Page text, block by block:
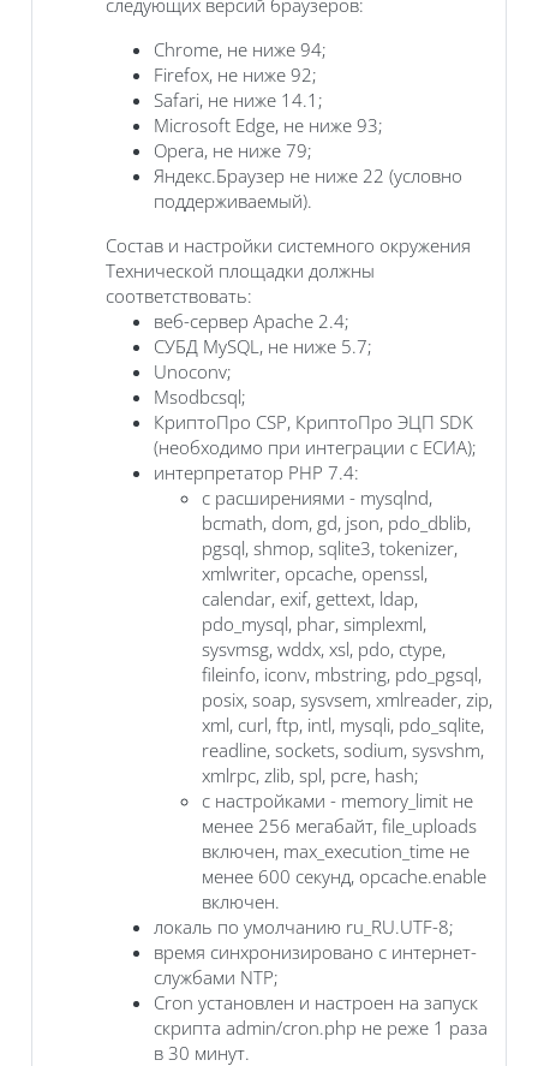
Chrome, не ниже 94;
Firefox, не ниже 92;
Safari, не ниже 14.1;
Microsoft Edge, не ниже 93;
Opera, не ниже 79;
Яндекс.Браузер не ниже 22 (условно
поддерживаемый).
Состав и настройки системного окружения
Технической площадки должны
соответствовать:
веб-сервер Apache 2.4;
СУБД MySQL, не ниже 5.7;
Unoconv;
Msodbcsql;
КриптоПро CSP, КриптоПро ЭЦП SDK
(необходимо при интеграции с ЕСИА);
интерпретатор PHP 7.4:
с расширениями - mysqlnd,
bcmath, dom, gd, json, pdo_dblib,
pgsql, shmop, sqlite3, tokenizer,
xmlwriter, opcache, openssl,
calendar, exif, gettext, ldap,
pdo_mysql, phar, simplexml,
sysvmsg, wddx, xsl, pdo, ctype,
fileinfo, iconv, mbstring, pdo_pgsql,
posix, soap, sysvsem, xmlreader, zip,
xml, curl, ftp, intl, mysqli, pdo_sqlite,
readline, sockets, sodium, sysvshm,
xmlrpc, zlib, spl, pcre, hash;
с настройками - memory_limit не
менее 256 мегабайт, file_uploads
включен, max_execution_time не
менее 600 секунд, opcache.enable
включен.
локаль по умолчанию ru_RU.UTF-8;
время синхронизировано с интернет-
службами NTP;
Cron установлен и настроен на запуск
скрипта admin/cron.php не реже 1 раза
в 30 минут.